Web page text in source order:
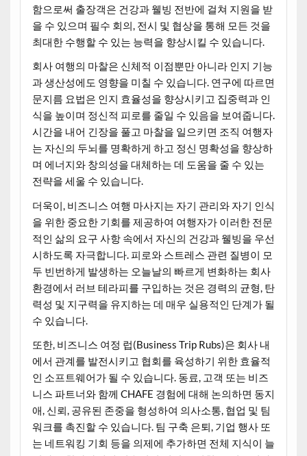
함으로써 출장객은 건강과 웰빙 전반에 걸쳐 지원을 받
을 수 있으며 필수 회의, 전시 및 협상을 통해 모든 것을
최대한 수행할 수 있는 능력을 향상시킬 수 있습니다.
회사 여행의 마찰은 신체적 이점뿐만 아니라 인지 기능
과 생산성에도 영향을 미칠 수 있습니다. 연구에 따르면
문지름 요법은 인지 효율성을 향상시키고 집중력과 인
식을 높이며 정신적 피로를 줄일 수 있음을 보여줍니다.
시간을 내어 긴장을 풀고 마찰을 일으키면 조직 여행자
는 자신의 두뇌를 명확하게 하고 정신 명확성을 향상하
며 에너지와 창의성을 대체하는 데 도움을 줄 수 있는
전략을 세울 수 있습니다.
더욱이, 비즈니스 여행 마사지는 자기 관리와 자기 인식
을 위한 중요한 기회를 제공하여 여행자가 이러한 전문
적인 삶의 요구 사항 속에서 자신의 건강과 웰빙을 우선
시하도록 자극합니다. 피로와 스트레스 관련 질병이 모
두 빈번하게 발생하는 오늘날의 빠르게 변화하는 회사
환경에서 러브 테라피를 구입하는 것은 경력의 균형, 탄
력성 및 지구력을 유지하는 데 매우 실용적인 단계가 될
수 있습니다.
또한, 비즈니스 여정 럽(Business Trip Rubs)은 회사 내
에서 관계를 발전시키고 협회를 육성하기 위한 효율적
인 소프트웨어가 될 수 있습니다. 동료, 고객 또는 비즈
니스 파트너와 함께 CHAFE 경험에 대해 논의하면 동지
애, 신뢰, 공유된 존중을 형성하여 의사소통, 협업 및 팀
워크를 촉진할 수 있습니다. 팀 구축 은퇴, 기업 행사 또
는 네트워킹 기회 등을 의제에 추가하면 전체 지식이 늘